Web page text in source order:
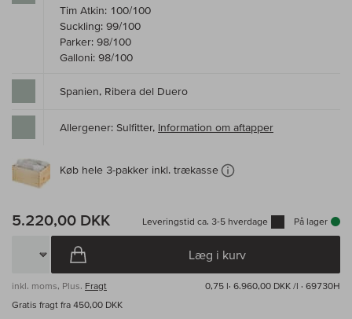
Tim Atkin: 100/100
Suckling: 99/100
Parker: 98/100
Galloni: 98/100
Spanien, Ribera del Duero
Allergener: Sulfitter, Information om aftapper
Køb hele 3-pakker inkl. trækasse
5.220,00 DKK Leveringstid ca. 3-5 hverdage På lager
Læg i kurv
inkl. moms, Plus. Fragt 0,75 l· 6.960,00 DKK /l · 69730H
Gratis fragt fra 450,00 DKK